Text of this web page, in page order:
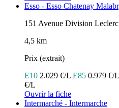
Esso - Esso Chatenay
151 Avenue Division
4,5 km
Prix (extrait)
E10 2.029 €/L E85 0.979 €/L
€/L
Ouvrir la fiche
Intermarché - Intermarche